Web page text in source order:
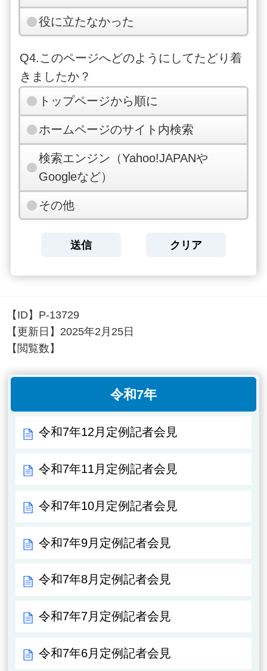
役に立たなかった
Q4.このページへどのようにしてたどり着
きましたか？
トップページから順に
ホームページのサイト内検索
検索エンジン（Yahoo!JAPANや
Googleなど）
その他
【ID】 P-13729
【更新日】 2025年2月25日
【閲覧数】
令和7年
令和7年12月定例記者会見
令和7年11月定例記者会見
令和7年10月定例記者会見
令和7年9月定例記者会見
令和7年8月定例記者会見
令和7年7月定例記者会見
令和7年6月定例記者会見